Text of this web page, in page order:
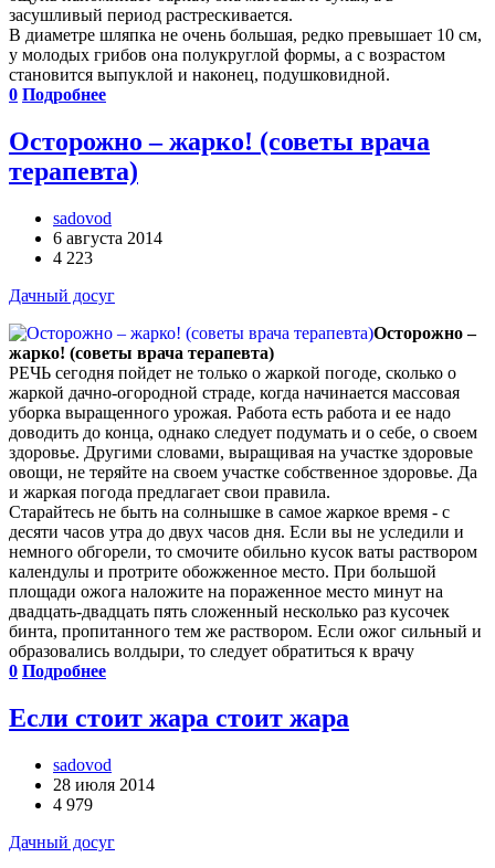
засушливый период растрескивается.
В диаметре шляпка не очень большая, редко превышает 10 см,
у молодых грибов она полукруглой формы, а с возрастом
становится выпуклой и наконец, подушковидной.
0 Подробнее
Осторожно – жарко! (советы врача
терапевта)
sadovod
6 августа 2014
4 223
Дачный досуг
Осторожно –
жарко! (советы врача терапевта)
РЕЧЬ сегодня пойдет не только о жаркой погоде, сколько о
жаркой дачно-огородной страде, когда начинается массовая
уборка выращенного урожая. Работа есть работа и ее надо
доводить до конца, однако следует подумать и о себе, о своем
здоровье. Другими словами, выращивая на участке здоровые
овощи, не теряйте на своем участке собственное здоровье. Да
и жаркая погода предлагает свои правила.
Старайтесь не быть на солнышке в самое жаркое время - с
десяти часов утра до двух часов дня. Если вы не уследили и
немного обгорели, то смочите обильно кусок ваты раствором
календулы и протрите обожженное место. При большой
площади ожога наложите на пораженное место минут на
двадцать-двадцать пять сложенный несколько раз кусочек
бинта, пропитанного тем же раствором. Если ожог сильный и
образовались волдыри, то следует обратиться к врачу
0 Подробнее
Если стоит жара стоит жара
sadovod
28 июля 2014
4 979
Дачный досуг